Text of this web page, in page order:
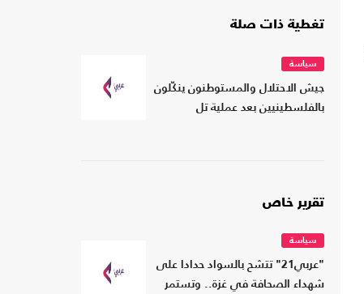
تغطية ذات صلة
سياسة
جيش الاحتلال والمستوطنون ينكّلون
بالفلسطينيين بعد عملية تل
تقرير خاص
سياسة
"عربي21" تتشح بالسواد حدادا على
شهداء الصحافة في غزة.. وتستمر